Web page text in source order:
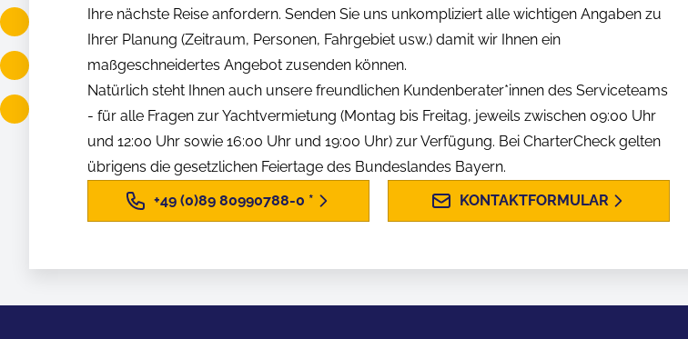
Ihre nächste Reise anfordern. Senden Sie uns unkompliziert alle wichtigen Angaben zu
Ihrer Planung (Zeitraum, Personen, Fahrgebiet usw.) damit wir Ihnen ein
maßgeschneidertes Angebot zusenden können.
Natürlich steht Ihnen auch unsere freundlichen Kundenberater*innen des Serviceteams
- für alle Fragen zur Yachtvermietung (Montag bis Freitag, jeweils zwischen 09:00 Uhr
und 12:00 Uhr sowie 16:00 Uhr und 19:00 Uhr) zur Verfügung. Bei CharterCheck gelten
übrigens die gesetzlichen Feiertage des Bundeslandes Bayern.
+49 (0)89 80990788-0 * KONTAKTFORMULAR